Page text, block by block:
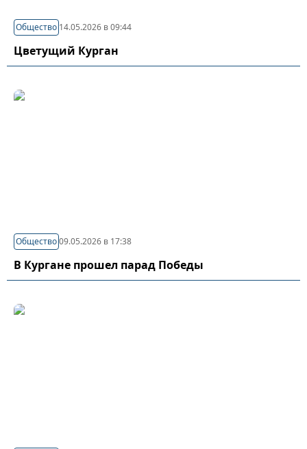
Общество 14.05.2026 в 09:44
Цветущий Курган
Общество09.05.2026 в 17:38
В Кургане прошел парад Победы